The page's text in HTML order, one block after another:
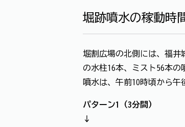
堀跡噴水の稼動時
堀割広場の北側には、福井
の水柱16本、ミスト56本の
噴水は、午前10時頃から午
パターン1（3分間）
↓